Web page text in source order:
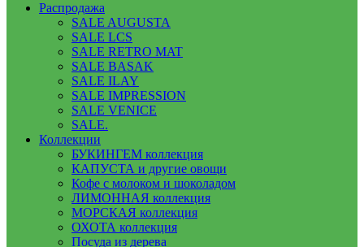
Распродажа
SALE AUGUSTA
SALE LCS
SALE RETRO MAT
SALE BASAK
SALE ILAY
SALE IMPRESSION
SALE VENICE
SALE.
Коллекции
БУКИНГЕМ коллекция
КАПУСТА и другие овощи
Кофе с молоком и шоколадом
ЛИМОННАЯ коллекция
МОРСКАЯ коллекция
ОХОТА коллекция
Посуда из дерева